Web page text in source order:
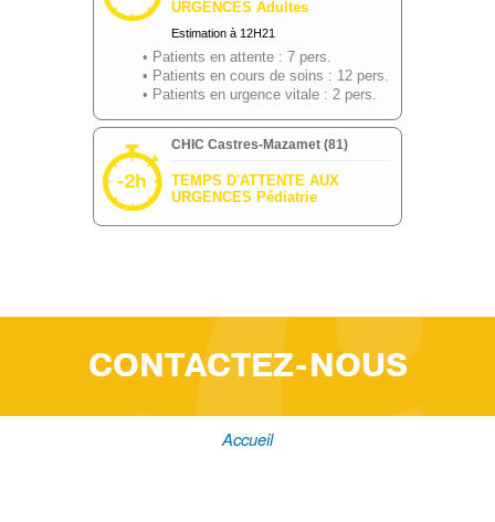
CONTACTEZ-NOUS
Accueil